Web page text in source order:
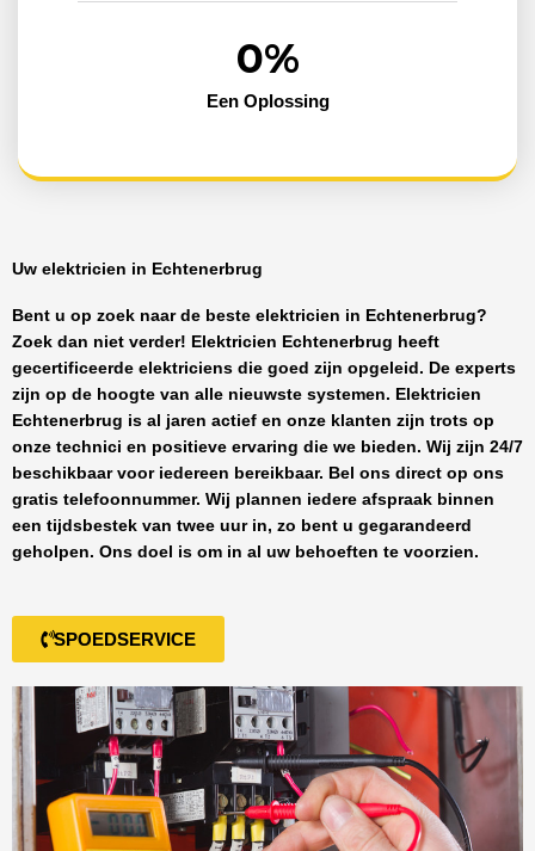
Een Oplossing
0%
Uw elektricien in Echtenerbrug
Bent u op zoek naar de beste elektricien in Echtenerbrug?
Zoek dan niet verder! Elektricien Echtenerbrug heeft
gecertificeerde elektriciens die goed zijn opgeleid. De experts
zijn op de hoogte van alle nieuwste systemen. Elektricien
Echtenerbrug is al jaren actief en onze klanten zijn trots op
onze technici en positieve ervaring die we bieden. Wij zijn 24/7
beschikbaar voor iedereen bereikbaar. Bel ons direct op ons
gratis telefoonnummer. Wij plannen iedere afspraak binnen
een tijdsbestek van twee uur in, zo bent u gegarandeerd
geholpen. Ons doel is om in al uw behoeften te voorzien.
SPOEDSERVICE